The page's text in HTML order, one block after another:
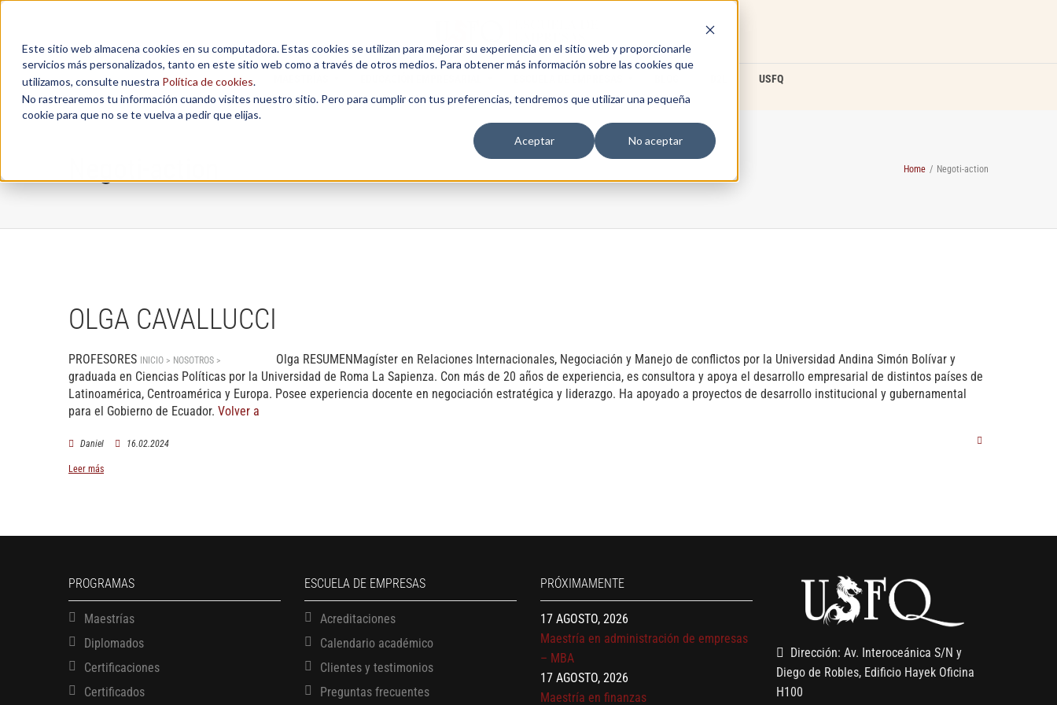
Este sitio web almacena cookies en su computadora. Estas cookies se utilizan para mejorar su experiencia en el sitio web y proporcionarle
servicios más personalizados, tanto en este sitio web como a través de otros medios. Para obtener más información sobre las cookies que
utilizamos, consulte nuestra Política de cookies.
No rastrearemos tu información cuando visites nuestro sitio. Pero para cumplir con tus preferencias, tendremos que utilizar una pequeña
cookie para que no se te vuelva a pedir que elijas.
Aceptar
No aceptar
USFQ
Home / Negoti-action
OLGA CAVALLUCCI
PROFESORES INICIO > NOSOTROS >
Olga RESUMENMagíster en Relaciones Internacionales, Negociación y Manejo de conflictos por la Universidad Andina Simón Bolívar y
graduada en Ciencias Políticas por la Universidad de Roma La Sapienza. Con más de 20 años de experiencia, es consultora y apoya el desarrollo empresarial de distintos países de
Latinoamérica, Centroamérica y Europa. Posee experiencia docente en negociación estratégica y liderazgo. Ha apoyado a proyectos de desarrollo institucional y gubernamental
para el Gobierno de Ecuador. Volver a
Daniel 16.02.2024
Leer más
PROGRAMAS
Maestrías
Diplomados
Certificaciones
Certificados
ESCUELA DE EMPRESAS
Acreditaciones
Calendario académico
Clientes y testimonios
Preguntas frecuentes
PRÓXIMAMENTE
13 AGOSTO, 2026
17 AGOSTO, 2026
Gerencia de empresas familiares
17 AGOSTO, 2026
Maestría en administración de empresas
– MBA
17 AGOSTO, 2026
Maestría en finanzas
Dirección: Av. Interoceánica S/N y
Diego de Robles, Edificio Hayek Oficina
H100